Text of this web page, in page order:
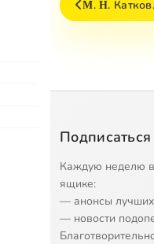
Μ. Η.
Каждую неделю
ящике:
— анонсы
— новости